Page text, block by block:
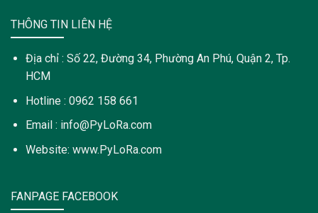
THÔNG TIN LIÊN HỆ
Địa chỉ : Số 22, Đường 34, Phường An Phú, Quận 2, Tp.
HCM
Hotline : 0962 158 661
Email : info@PyLoRa.com
Website: www.PyLoRa.com
FANPAGE FACEBOOK